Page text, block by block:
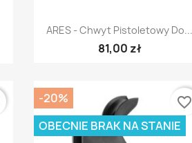
Szybki podgląd
ARES - Chwyt Pistoletowy Do...
81,00 zł
-20%
OBECNIE BRAK NA STANIE
favorite_border